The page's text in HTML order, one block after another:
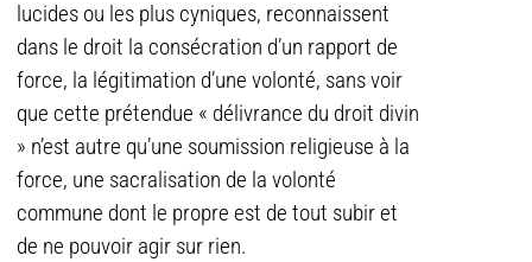
lucides ou les plus cyniques, reconnaissent
dans le droit la consécration d’un rapport de
force, la légitimation d’une volonté, sans voir
que cette prétendue « délivrance du droit divin
» n’est autre qu’une soumission religieuse à la
force, une sacralisation de la volonté
commune dont le propre est de tout subir et
de ne pouvoir agir sur rien.